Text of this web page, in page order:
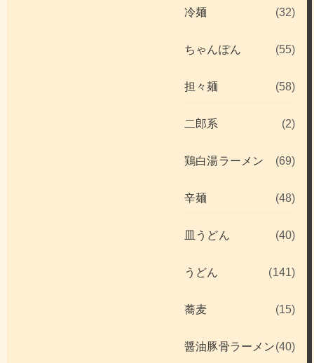
冷麺 (32)
ちゃんぽん (55)
担々麺 (58)
二郎系 (2)
鶏白湯ラーメン (69)
辛麺 (48)
皿うどん (40)
うどん (141)
蕎麦 (15)
醤油豚骨ラーメン(40)